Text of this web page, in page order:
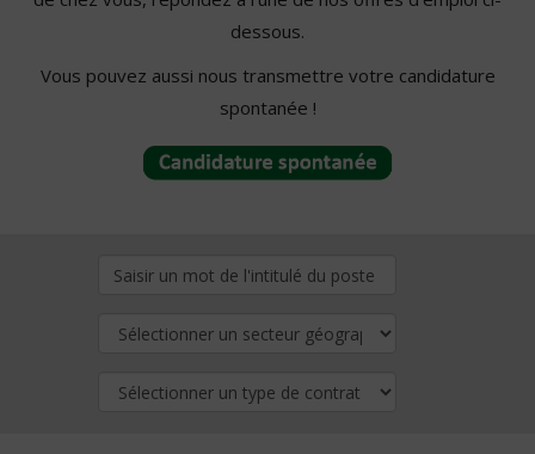
dessous.
Vous pouvez aussi nous transmettre votre candidature
spontanée !